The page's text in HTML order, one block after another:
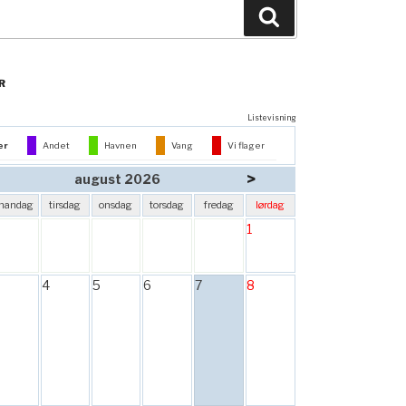
Listevisning
Andet Havnen Vang Vi flager
august 2026 >
tirsdag onsdag torsdag fredag lørdag
1
4 5 6 7 8